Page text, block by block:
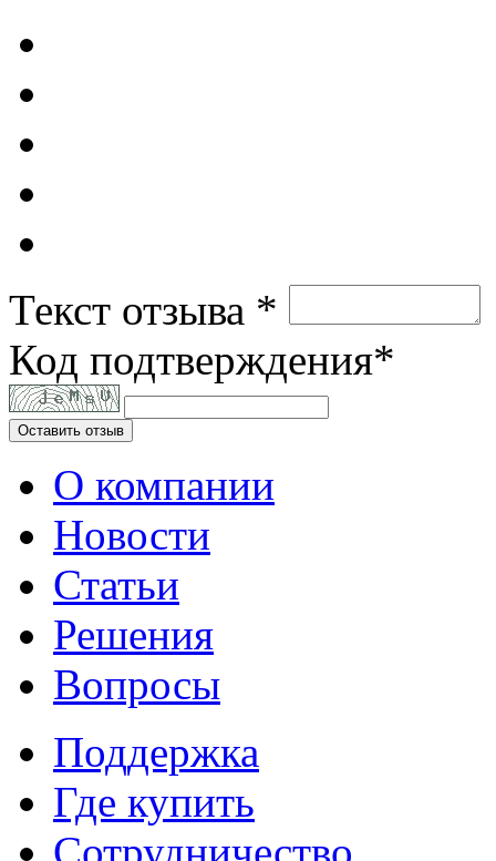
Текст отзыва *
Код подтверждения*
Оставить отзыв
О компании
Новости
Статьи
Решения
Вопросы
Поддержка
Где купить
Сотрудничество